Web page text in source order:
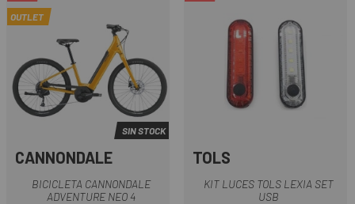
OUTLET
SIN STOCK
CANNONDALE
BICICLETA CANNONDALE
ADVENTURE NEO 4
TOLS
KIT LUCES TOLS LEXIA SET
USB